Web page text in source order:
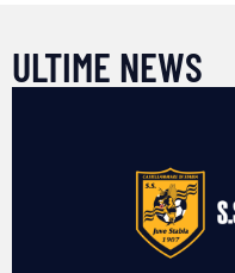
ULTIME NEWS